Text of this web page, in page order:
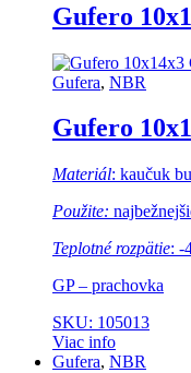
Gufero
Gufera, NBR
Gufero
Materiál: kaučuk
Použite:
Teplotné rozpätie: -
GP – prachovka
SKU: 105013
Viac info
Gufera, NBR